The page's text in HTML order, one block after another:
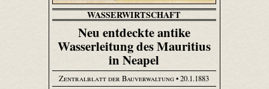
WASSERWIRTSCHAFT
Neu entdeckte antike
Wasserleitung des Mauritius
in Neapel
Zentralblatt der Bauverwaltung• 20.1.1883